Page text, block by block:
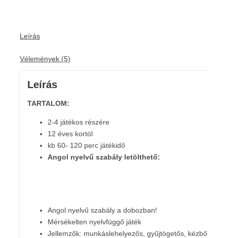
Leírás
Vélemények (5)
Leírás
TARTALOM:
2-4 játékos részére
12 éves kortól
kb 60- 120 perc játékidő
Angol nyelvű szabály letölthető:
Angol nyelvű szabály a dobozban!
Mérsékelten nyelvfüggő játék
Jellemzők: munkáslehelyezős, gyűjtögetős, kézből